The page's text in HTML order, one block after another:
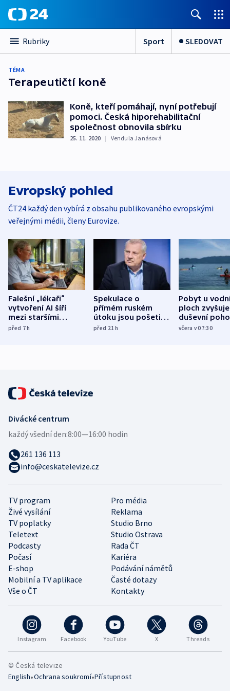
Rubriky Sport SLEDOVAT
TÉMA
Terapeutičtí koně
Koně, kteří pomáhají, nyní potřebují
pomoci. Česká hiporehabilitační
společnost obnovila sbírku
25. 11. 2020 | Vendula Janásová
Evropský pohled
ČT24 každý den vybírá z obsahu publikovaného evropskými
veřejnými médii, členy Eurovize.
Falešní „lékaři“
vytvoření AI šíří
mezi staršími
Poláky nebezpečné
před 7h
Spekulace o
přímém ruském
útoku jsou pošetilé,
míní estonský
před 21h
Pobyt u
ploch zvyšuje
duševní
ukázala
včera v 07:30
Instagram Facebook YouTube X Threads
TV program
Pro média
Živé vysílání
Reklama
TV poplatky
Studio Brno
Teletext
Studio Ostrava
Podcasty
Rada ČT
Počasí
Kariéra
E-shop
Podávání námětů
Mobilní a TV aplikace
Časté dotazy
Vše o ČT
Kontakty
Divácké centrum
každý všední den:8:00—16:00 hodin
261 136 113
info@ceskatelevize.cz
© Česká televize
English•Ochrana soukromí•Přístupnost